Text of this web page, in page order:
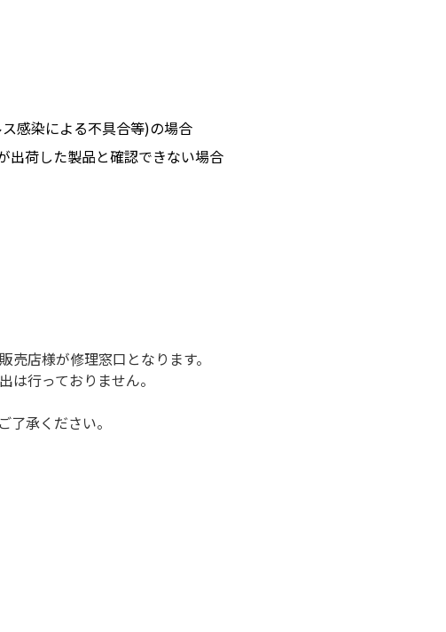
感染による不具合等)の場合
出荷した製品と確認できない場合
店様が修理窓口となります。
行っておりません。
承ください。